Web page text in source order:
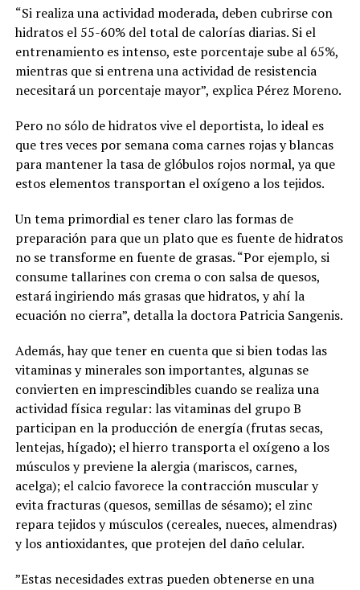
“Si realiza una actividad moderada, deben cubrirse con
hidratos el 55-60% del total de calorías diarias. Si el
entrenamiento es intenso, este porcentaje sube al 65%,
mientras que si entrena una actividad de resistencia
necesitará un porcentaje mayor”, explica Pérez Moreno.
Pero no sólo de hidratos vive el deportista, lo ideal es
que tres veces por semana coma carnes rojas y blancas
para mantener la tasa de glóbulos rojos normal, ya que
estos elementos transportan el oxígeno a los tejidos.
Un tema primordial es tener claro las formas de
preparación para que un plato que es fuente de hidratos
no se transforme en fuente de grasas. “Por ejemplo, si
consume tallarines con crema o con salsa de quesos,
estará ingiriendo más grasas que hidratos, y ahí la
ecuación no cierra”, detalla la doctora Patricia Sangenis.
Además, hay que tener en cuenta que si bien todas las
vitaminas y minerales son importantes, algunas se
convierten en imprescindibles cuando se realiza una
actividad física regular: las vitaminas del grupo B
participan en la producción de energía (frutas secas,
lentejas, hígado); el hierro transporta el oxígeno a los
músculos y previene la alergia (mariscos, carnes,
acelga); el calcio favorece la contracción muscular y
evita fracturas (quesos, semillas de sésamo); el zinc
repara tejidos y músculos (cereales, nueces, almendras)
y los antioxidantes, que protejen del daño celular.
”Estas necesidades extras pueden obtenerse en una